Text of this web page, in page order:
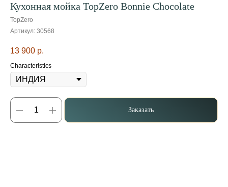
Кухонная мойка TopZero Bonnie Chocolate
TopZero
Артикул: 30568
13 900 р.
Characteristics
Заказать